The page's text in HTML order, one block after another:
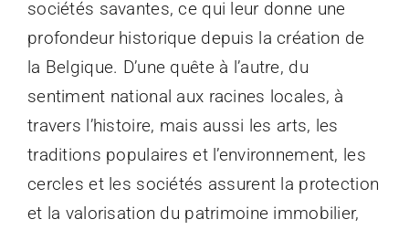
sociétés savantes, ce qui leur donne une
profondeur historique depuis la création de
la Belgique. D’une quête à l’autre, du
sentiment national aux racines locales, à
travers l’histoire, mais aussi les arts, les
traditions populaires et l’environnement, les
cercles et les sociétés assurent la protection
et la valorisation du patrimoine immobilier,